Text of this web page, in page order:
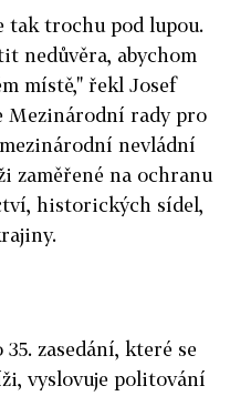
tak trochu pod lupou.
nedůvěra, abychom
místě," řekl Josef
Mezinárodní rady pro
nevládní
zaměřené na ochranu
historických sídel,
35. zasedání, které se
vyslovuje politování